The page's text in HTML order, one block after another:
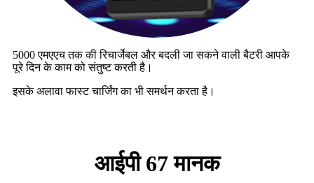
5000 एमएएच तक की रिचार्जेबल और बदली जा सकने वाली बैटरी आपके
पूरे दिन के काम को संतुष्ट करती है।
इसके अलावा फास्ट चार्जिंग का भी समर्थन करता है।
आईपी ​​67 मानक